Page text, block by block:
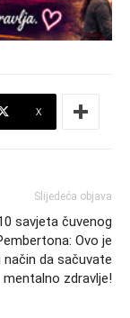
X
Slijedeća objava
savjeta čuvenog
Ovo je
način da sačuvate
mentalno zdravlje!